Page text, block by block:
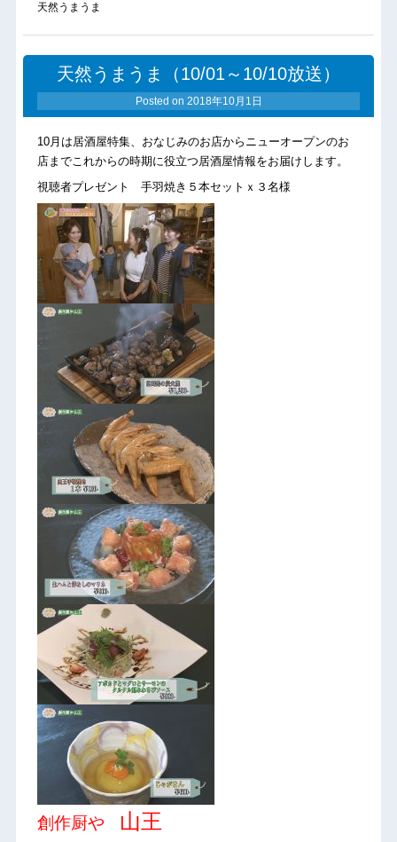
天然うまうま
天然うまうま（10/01～10/10放送）
Posted on 2018年10月1日
10月は居酒屋特集、おなじみのお店からニューオープンのお
店までこれからの時期に役立つ居酒屋情報をお届けします。
視聴者プレゼント 手羽焼き５本セットｘ３名様
創作厨や 山王